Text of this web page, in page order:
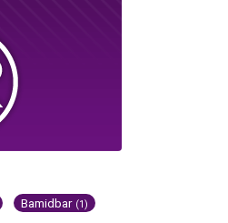
Bamidbar (1)